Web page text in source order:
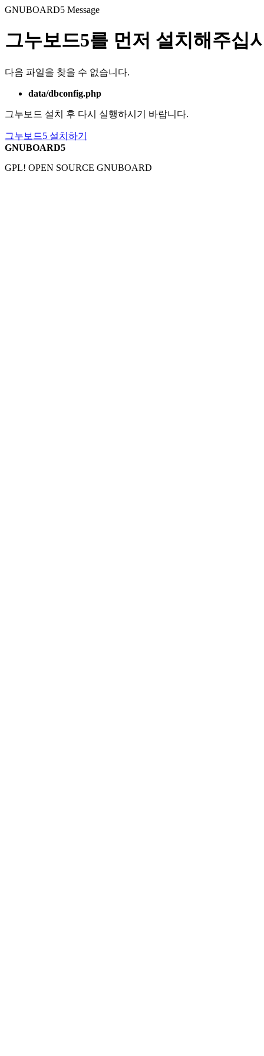
GNUBOARD5 Message
그누보드5를 먼저 설치해주십
다음 파일을 찾을 수 없습니다.
data/dbconfig.php
그누보드 설치 후 다시 실행하시기 바랍니다.
그누보드5 설치하기
GNUBOARD5
GPL! OPEN SOURCE GNUBOARD